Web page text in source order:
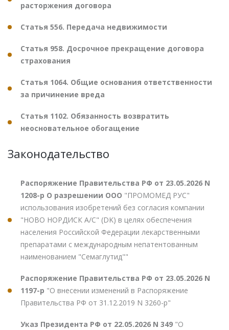
расторжения договора
Статья 556. Передача недвижимости
Статья 958. Досрочное прекращение договора
страхования
Статья 1064. Общие основания ответственности
за причинение вреда
Статья 1102. Обязанность возвратить
неосновательное обогащение
Законодательство
Распоряжение Правительства РФ от 23.05.2026 N
1208-р О разрешении ООО "ПРОМОМЕД РУС"
использования изобретений без согласия компании
"НОВО НОРДИСК А/С" (DK) в целях обеспечения
населения Российской Федерации лекарственными
препаратами с международным непатентованным
наименованием "Семаглутид""
Распоряжение Правительства РФ от 23.05.2026 N
1197-р "О внесении изменений в Распоряжение
Правительства РФ от 31.12.2019 N 3260-р"
Указ Президента РФ от 22.05.2026 N 349 "О